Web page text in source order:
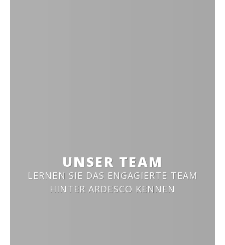
UNSER TEAM
LERNEN SIE DAS ENGAGIERTE TEAM
HINTER ARDESCO KENNEN